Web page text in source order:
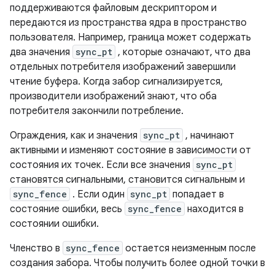
поддерживаются файловым дескриптором и
передаются из пространства ядра в пространство
пользователя. Например, граница может содержать
два значения sync_pt , которые означают, что два
отдельных потребителя изображений завершили
чтение буфера. Когда забор сигнализируется,
производители изображений знают, что оба
потребителя закончили потребление.
Ограждения, как и значения sync_pt , начинают
активными и изменяют состояние в зависимости от
состояния их точек. Если все значения sync_pt
становятся сигнальными, становится сигнальным и
sync_fence . Если один sync_pt попадает в
состояние ошибки, весь sync_fence находится в
состоянии ошибки.
Членство в sync_fence остается неизменным после
создания забора. Чтобы получить более одной точки в